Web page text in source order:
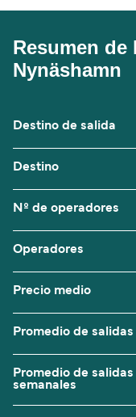
Resumen
Nynäshamn
Destino de salida
Destino
Nº de operadores
Operadores
Precio medio
Promedio de
Promedio de salidas
semanales